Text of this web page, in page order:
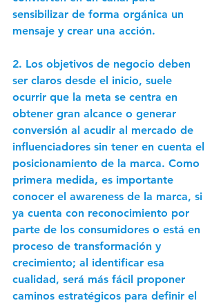
sensibilizar de forma orgánica un
mensaje y crear una acción.
2. Los objetivos de negocio deben
ser claros desde el inicio, suele
ocurrir que la meta se centra en
obtener gran alcance o generar
conversión al acudir al mercado de
influenciadores sin tener en cuenta el
posicionamiento de la marca. Como
primera medida, es importante
conocer el awareness de la marca, si
ya cuenta con reconocimiento por
parte de los consumidores o está en
proceso de transformación y
crecimiento; al identificar esa
cualidad, será más fácil proponer
caminos estratégicos para definir el